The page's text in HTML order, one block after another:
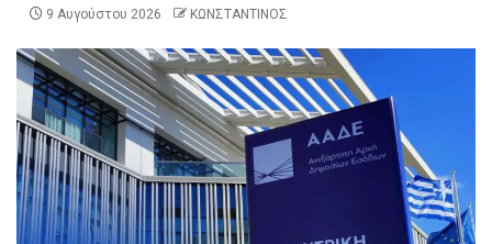
9 Αυγούστου 2026 ΚΩΝΣΤΑΝΤΙΝΟΣ